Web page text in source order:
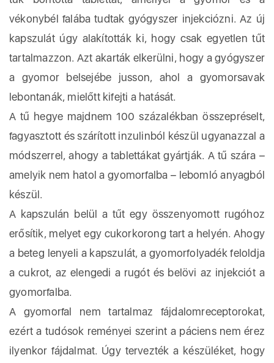
vékonybél falába tudtak gyógyszer injekciózni. Az új
kapszulát úgy alakították ki, hogy csak egyetlen tűt
tartalmazzon. Azt akarták elkerülni, hogy a gyógyszer
a gyomor belsejébe jusson, ahol a gyomorsavak
lebontanák, mielőtt kifejti a hatását.
A tű hegye majdnem 100 százalékban összepréselt,
fagyasztott és szárított inzulinból készül ugyanazzal a
módszerrel, ahogy a tablettákat gyártják. A tű szára –
amelyik nem hatol a gyomorfalba – lebomló anyagból
készül.
A kapszulán belül a tűt egy összenyomott rugóhoz
erősítik, melyet egy cukorkorong tart a helyén. Ahogy
a beteg lenyeli a kapszulát, a gyomorfolyadék feloldja
a cukrot, az elengedi a rugót és belövi az injekciót a
gyomorfalba.
A gyomorfal nem tartalmaz fájdalomreceptorokat,
ezért a tudósok reményei szerint a páciens nem érez
ilyenkor fájdalmat. Úgy tervezték a készüléket, hogy